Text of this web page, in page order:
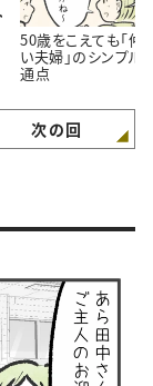
50歳をこえても「仲
い夫婦」のシンプル
通点
次の回